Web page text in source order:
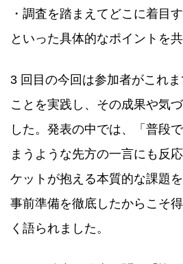
・調査を踏まえてどこに着目
といった具体的なポイントを
3 回目の今回は参加者がこれ
ことを実践し、その成果や気
した。発表の中では、「普段
まうような先方の一言にも反
ケットが抱える本質的な課題
事前準備を徹底したからこそ
く語られました。